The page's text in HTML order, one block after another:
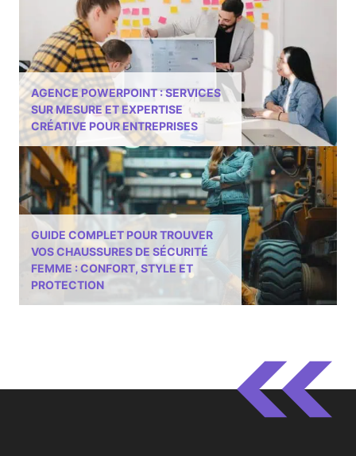
AGENCE POWERPOINT : SERVICES
SUR MESURE ET EXPERTISE
CRÉATIVE POUR ENTREPRISES
GUIDE COMPLET POUR TROUVER
VOS CHAUSSURES DE SÉCURITÉ
FEMME : CONFORT, STYLE ET
PROTECTION